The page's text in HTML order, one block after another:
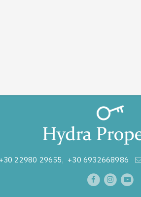
22980 29655, +30 6932668986